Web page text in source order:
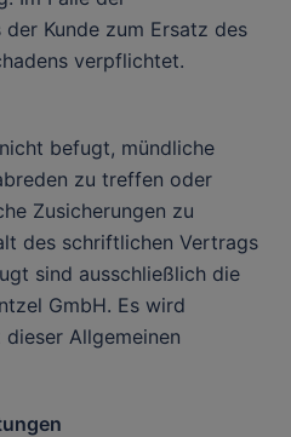
Kunde zum Ersatz des
verpflichtet.
befugt, mündliche
zu treffen oder
Zusicherungen zu
des schriftlichen Vertrags
sind ausschließlich die
GmbH. Es wird
Allgemeinen